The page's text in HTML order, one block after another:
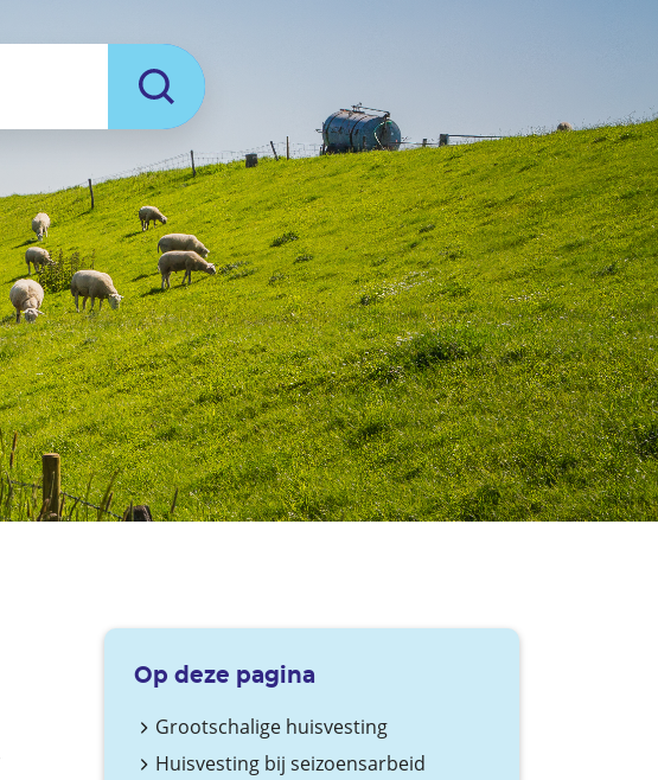
Zoeken
Op deze pagina
Grootschalige huisvesting
Huisvesting bij seizoensarbeid